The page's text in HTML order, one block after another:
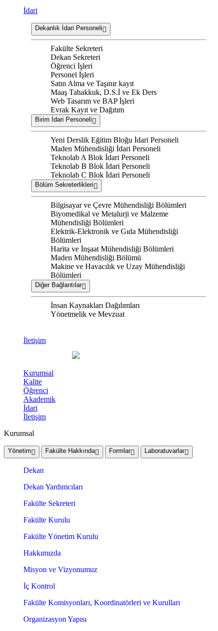
İdari
Dekanlık İdari Personeli
Fakülte Sekreteri
Dekan Sekreteri
Öğrenci İşleri
Personel İşleri
Satın Alma ve Taşınır kayıt
Maaş Tahakkuk, D.S.İ ve Ek Ders
Web Tasarım ve BAP İşleri
Evrak Kayıt ve Dağıtım
Birim İdari Personeli
Yeni Derslik Eğitim Bloğu İdari Personeli
Maden Mühendisliği İdari Personeli
Teknolab A Blok İdari Personeli
Teknolab B Blok İdari Personeli
Teknolab C Blok İdari Personeli
Bölüm Sekreterlikleri
Bilgisayar ve Çevre Mühendisliği Bölümleri
Biyomedikal ve Metalurji ve Malzeme
Mühendisliği Bölümleri
Elektrik-Elektronik ve Gıda Mühendisliği
Bölümleri
Harita ve İnşaat Mühendisliği Bölümleri
Maden Mühendisliği Bölümü
Makine ve Havacılık ve Uzay Mühendisliği
Bölümleri
Diğer Bağlantılar
İnsan Kaynakları Dağılımları
Yönetmelik ve Mevzuat
İletişim
Kurumsal
Kalite
Öğrenci
Akademik
İdari
İletişim
Kurumsal
Yönetim Fakülte Hakkında Formlar Laboratuvarlar
Dekan
Dekan Yardımcıları
Fakülte Sekreteri
Fakülte Kurulu
Fakülte Yönetim Kurulu
Hakkımızda
Misyon ve Vizyonumuz
İç Kontrol
Fakülte Komisyonları, Koordinatörleri ve Kurulları
Organizasyon Yapısı